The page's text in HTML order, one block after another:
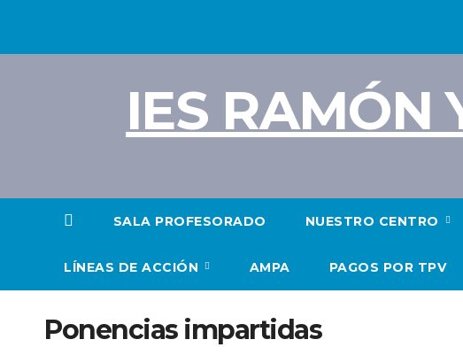
IES RAMÓN
SALA PROFESORADO NUESTRO CENTRO
LÍNEAS DE ACCIÓN AMPA PAGOS POR TPV
Ponencias impartidas